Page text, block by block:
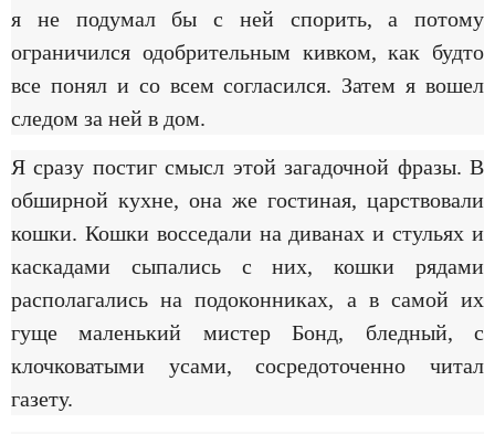
я не подумал бы с ней спорить, а потому
ограничился одобрительным кивком, как будто
все понял и со всем согласился. Затем я вошел
следом за ней в дом.
Я сразу постиг смысл этой загадочной фразы. В
обширной кухне, она же гостиная, царствовали
кошки. Кошки восседали на диванах и стульях и
каскадами сыпались с них, кошки рядами
располагались на подоконниках, а в самой их
гуще маленький мистер Бонд, бледный, с
клочковатыми усами, сосредоточенно читал
газету.